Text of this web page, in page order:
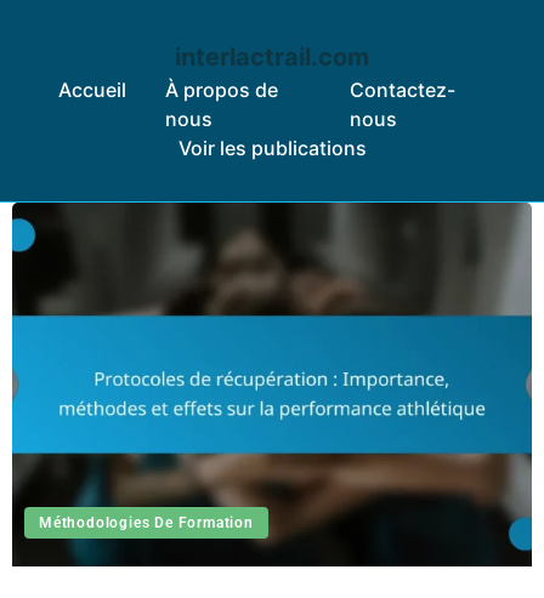
interlactrail.com
Accueil
À propos de
nous
Contactez-
nous
Voir les publications
Skip to content
Méthodologies De Formation